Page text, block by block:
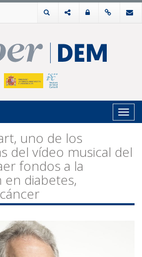
uno de los
del vídeo musical del
fondos a la
en diabetes,